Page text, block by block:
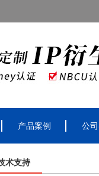
产品案例 公
术支持